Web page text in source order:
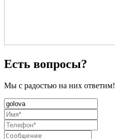
Есть вопросы?
Мы с радостью на них ответим!